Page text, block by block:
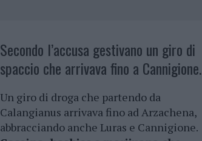
Secondo l’accusa gestivano un giro di
spaccio che arrivava fino a Cannigione.
Un giro di droga che partendo da
Calangianus arrivava fino ad Arzachena,
abbracciando anche Luras e Cannigione.